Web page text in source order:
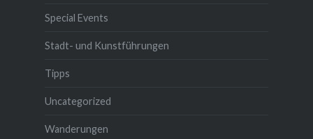
Special Events
Stadt- und Kunstführungen
Tipps
Uncategorized
Wanderungen